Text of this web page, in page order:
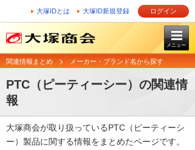
大塚IDとは 大塚ID新規登録 ログイン
メニュー
関連情報まとめ メーカー・ブランド名から探す
PTC（ピーティーシー）の関連情
報
大塚商会が取り扱っているPTC（ピーティーシ
ー）製品に関する情報をまとめたページです。